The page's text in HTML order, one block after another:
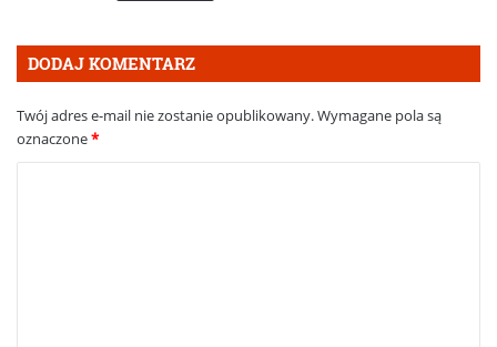
DODAJ KOMENTARZ
Twój adres e-mail nie zostanie opublikowany.Wymagane pola są
oznaczone*